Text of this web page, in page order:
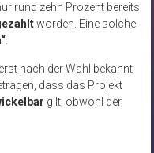
rund zehn Prozent bereits
worden. Eine solche
.
erst nach der Wahl bekannt
dass das Projekt
gilt, obwohl der